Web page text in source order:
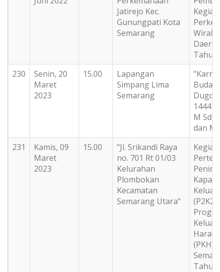
Jatirejo Kec.
Gunungpati Kota
Semarang
Tahun
230
Senin, 20
Maret
2023
15.00
Lapangan
Simpang Lima
Semarang
1444
M Sd,
dan
231
Kamis, 09
Maret
2023
15.00
"Jl. Srikandi Raya
no. 701 Rt 01/03
Kelurahan
Plombokan
Kecamatan
Semarang Utara"
(P2K2)
(PKH)
Tahun